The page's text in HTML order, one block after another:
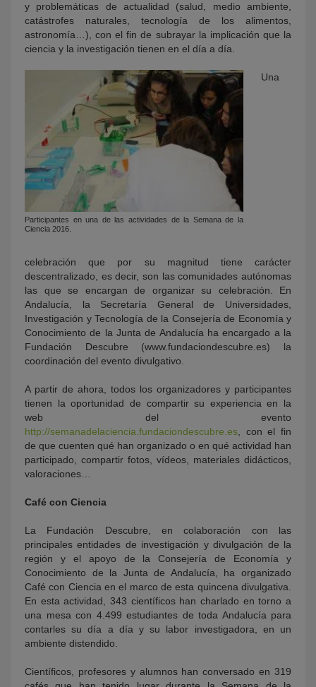
y problemáticas de actualidad (salud, medio ambiente,
catástrofes naturales, tecnología de los alimentos,
astronomía…), con el fin de subrayar la implicación que la
ciencia y la investigación tienen en el día a día.
Participantes en una de las actividades de la Semana de la
Ciencia 2016.
Una
celebración que por su magnitud tiene carácter
descentralizado, es decir, son las comunidades autónomas
las que se encargan de organizar su celebración. En
Andalucía, la Secretaría General de Universidades,
Investigación y Tecnología de la Consejería de Economía y
Conocimiento de la Junta de Andalucía ha encargado a la
Fundación Descubre (www.fundaciondescubre.es) la
coordinación del evento divulgativo.
A partir de ahora, todos los organizadores y participantes
tienen la oportunidad de compartir su experiencia en la
web del evento
http://semanadelaciencia.fundaciondescubre.es , con el fin
de que cuenten qué han organizado o en qué actividad han
participado, compartir fotos, vídeos, materiales didácticos,
valoraciones…
Café con Ciencia
La Fundación Descubre, en colaboración con las
principales entidades de investigación y divulgación de la
región y el apoyo de la Consejería de Economía y
Conocimiento de la Junta de Andalucía, ha organizado
Café con Ciencia en el marco de esta quincena divulgativa.
En esta actividad, 343 científicos han charlado en torno a
una mesa con 4.499 estudiantes de toda Andalucía para
contarles su día a día y su labor investigadora, en un
ambiente distendido.
Científicos, profesores y alumnos han conversado en 319